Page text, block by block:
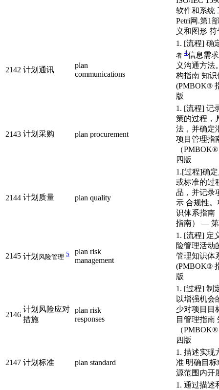
软件和系统
Petri网.第1
义和图形 符
2142 计划通讯
plan
communications
1. [流程] 确
者 4信息需
义沟通方法
构指南 知识
(PMBOK®
版
2143 计划采购 plan procurement
1. [流程] 记
策的过程，
法，并确定
项目管理指
（
四版
2144 计划质量 plan quality
1.[过程]确
或标准的过
品，并记录
示 合规性
识体系指南
指南） —
2145 计划 风险管理 5
plan risk
management
1. [流程] 定
险管理活动
管理知识体
(PMBOK®
版
2146
计划风险应对
措施
plan risk
responses
1. [过程] 制
以增强机会
少对项目目
目管理指南
（
四版
2147 计划标准 plan standard
1. 描述实现
准 明确目
源范围内开
1. 通过描述